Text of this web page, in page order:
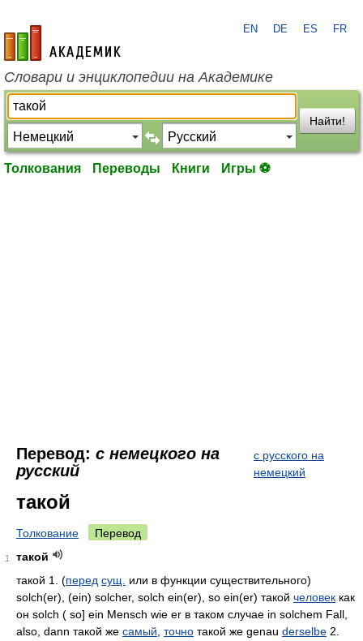
academic.ru
EN DE ES FR
Словари и энциклопедии на Академике
Найти!
Толкования Переводы Книги Игры ⚽
Перевод: с немецкого на
русский
с русского на
немецкий
такой
Толкование Перевод
1
такой
такой 1. (перед сущ.
или в функции существительного)
solch(er), (ein) solcher, solch ein(er), so ein(er) такой человек как
он solch ( so] ein Mensch wie er в таком случае in solchem Fall,
also, dann такой же самый точно такой же genau derselbe 2.